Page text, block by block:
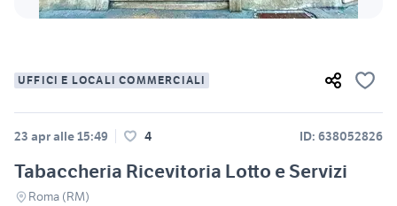
UFFICI E LOCALI COMMERCIALI
23 apr alle 15:49 4 ID: 638052826
Tabaccheria Ricevitoria Lotto e Servizi
Roma (RM)